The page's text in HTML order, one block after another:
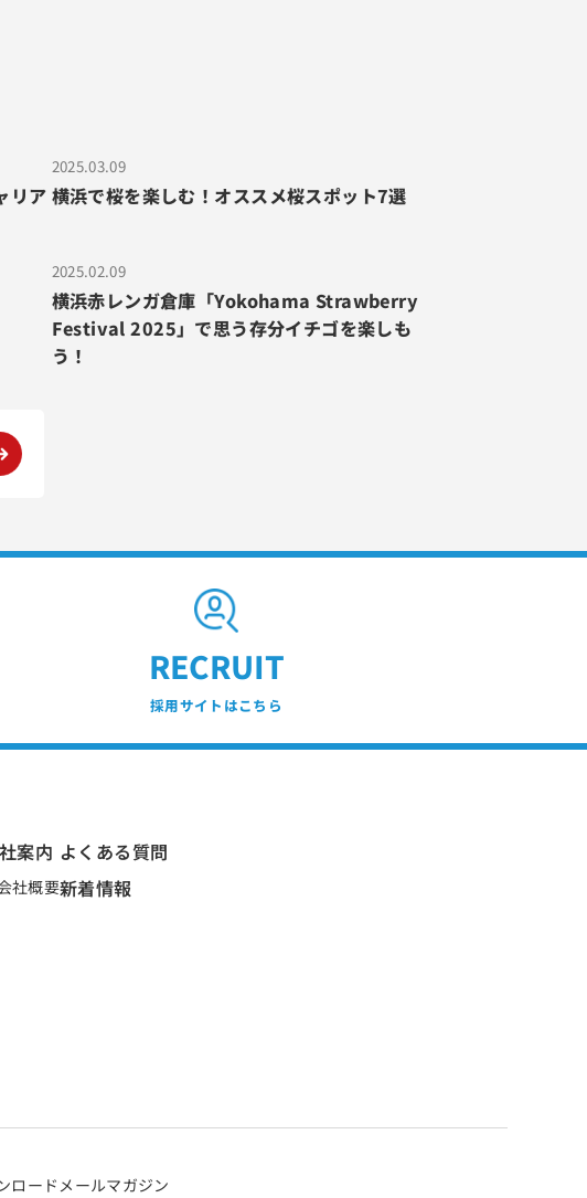
リア
2025.03.09
横浜で桜を楽しむ！オススメ桜スポット7選
2025.02.09
横浜赤レンガ倉庫「Yokohama Strawberry
Festival 2025」で思う存分イチゴを楽しも
う！
RECRUIT
採用サイトはこちら
案内
社概要
よくある質問
新着情報
ロード メールマガジン